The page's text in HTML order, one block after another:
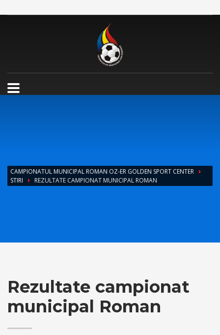
CAMPIONATUL MUNICIPAL ROMAN OZ-ER GOLDEN SPORT CENTER
STIRI
REZULTATE CAMPIONAT MUNICIPAL ROMAN
Rezultate campionat
municipal Roman